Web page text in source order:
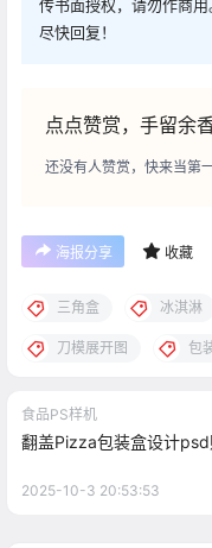
传书面授权，请勿作商
尽快回复！
点点赞赏，手留余
还没有人赞赏，快来当第
海报分享 收藏
三角盒 冰淇淋
刀模展开图 包
食品PS样机
翻盖Pizza包装盒设计psd
2025-10-3 20:53:53